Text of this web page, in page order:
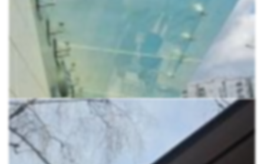
Лёгкий.
Небольшой вес козырька позволяет
надёжно закрепить его на стене, выполненной из
58 килограмм, гораздо безопаснее тяжёлого
кованого элемента постоянно висящего у вас над
головой.
Полностью безопасен.
В наших козырьках каждая
деталь рассчитана на 150 кг весовой нагрузки и 350
ветровой. Калёное многослойное стекло
выдерживает удары в 382 дж (Это как падение
четырёхкилограммового металлического шара с
высоты 9,5 метров). Но даже в случае раскола,
козырёк не нанесёт вреда. Осколки останутся на